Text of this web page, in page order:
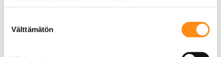
valinta
Välttämätön